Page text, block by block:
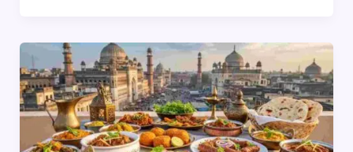
रेसिपीज़
जिन्हें
आपको
जरूर
ट्राई